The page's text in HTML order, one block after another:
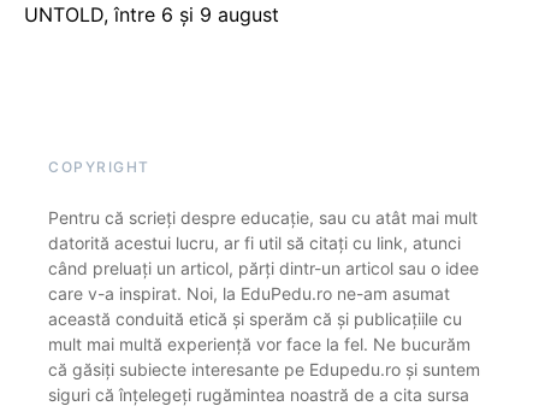
UNTOLD, între 6 și 9 august
COPYRIGHT
Pentru că scrieți despre educație, sau cu atât mai mult
datorită acestui lucru, ar fi util să citați cu link, atunci
când preluați un articol, părți dintr-un articol sau o idee
care v-a inspirat. Noi, la EduPedu.ro ne-am asumat
această conduită etică și sperăm că și publicațiile cu
mult mai multă experiență vor face la fel. Ne bucurăm
că găsiți subiecte interesante pe Edupedu.ro și suntem
siguri că înțelegeți rugămintea noastră de a cita sursa